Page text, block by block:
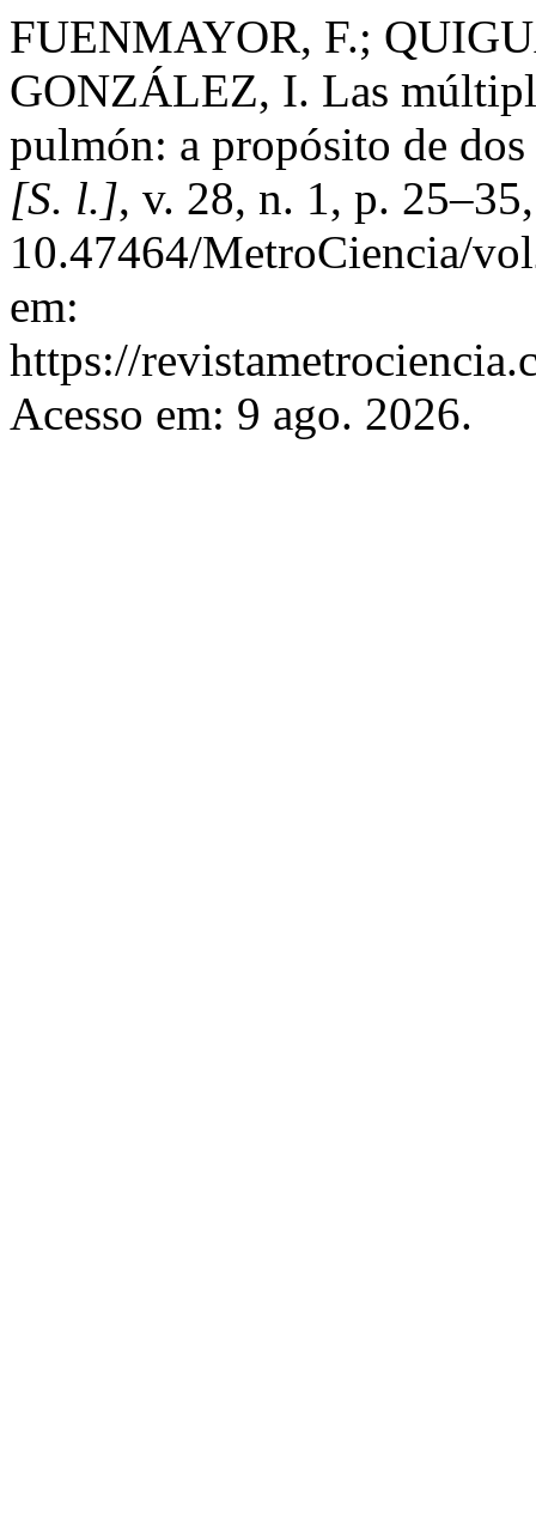
FUENMAYOR, F.;
GONZÁLEZ, I. Las
pulmón: a propósito de
[S. l.], v. 28, n. 1, p.
10.47464/MetroCiencia/
em:
https://
Acesso em: 9 ago. 2026.